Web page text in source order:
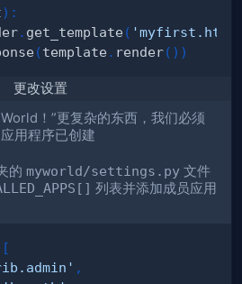
) :
. get_template (
(template . render( ) )
更改设置
！”更复杂的东西，我们必须
用程序已创建
的 myworld/settings.py 文件
列表并添加成员应用
[
,